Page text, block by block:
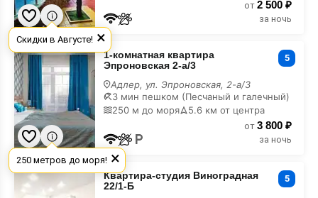
в
горах
от 2 500 ₽
за ночь
1-
комнатная
квартира
Эпроновская
2-
а/3
в
горах
1-комнатная квартира
Эпроновская 2-а/3
5
Адлер, ул. Эпроновская, 2-а/3
3 мин пешком (Песчаный и галечный)
250 м до моря
5.6 км от центра
от 3 800 ₽
за ночь
Квартира-
студия
Виноградная
Квартира-студия Виноградная
22/1-Б
5
×
Скидки в Августе!
×
250 метров до моря!